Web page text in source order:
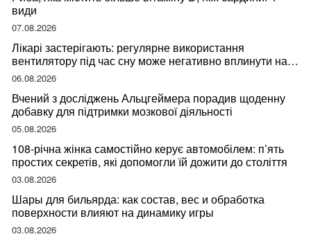
види
07.08.2026
Лікарі застерігають: регулярне використання
вентилятору під час сну може негативно вплинути на
ваше здоров’я
06.08.2026
Вчений з досліджень Альцгеймера порадив щоденну
добавку для підтримки мозкової діяльності
05.08.2026
108-річна жінка самостійно керує автомобілем: п’ять
простих секретів, які допомогли їй дожити до століття
03.08.2026
Шары для бильярда: как состав, вес и обработка
поверхности влияют на динамику игры
03.08.2026